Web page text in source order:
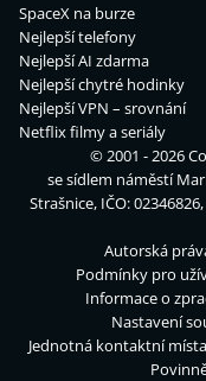
SpaceX na burze
Nejlepší telefony
Nejlepší AI zdarma
Nejlepší chytré hodinky
Nejlepší VPN – srovnání
Netflix filmy a seriály
© 2001 - 2026
se sídlem náměstí
Strašnice, IČO:
Autorská
Podmínky pro
Informace o
Nastavení
Jednotná kontaktní